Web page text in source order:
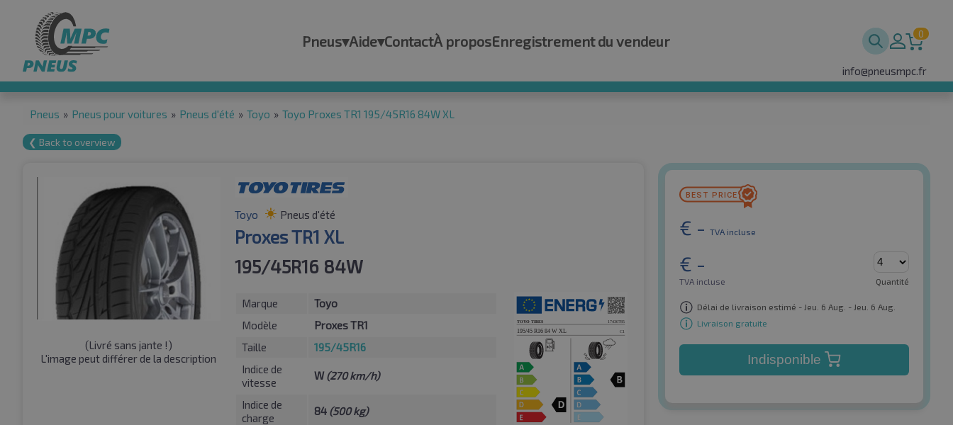
Pneus▾Aide▾ContactÀ proposEnregistrement du vendeur 0
info@pneusmpc.fr
Pneus » Pneus pour voitures » Pneus d'été » Toyo » Toyo Proxes TR1 195/45R16 84W XL
❮ Back to overview
(Livré sans jante !)
L'image peut différer de la description
Toyo Pneus d'été
Proxes TR1 XL
195/45R16 84W
Marque
Toyo
Modèle
Proxes TR1
Taille
195/45R16
Indice de
vitesse
W (270 km/h)
Indice de
charge
84 (500 kg)
€ - TVA incluse
€ -
TVA incluse Quantité
Délai de livraison estimé - Jeu. 6 Aug. - Jeu. 6 Aug.
Livraison gratuite
Indisponible